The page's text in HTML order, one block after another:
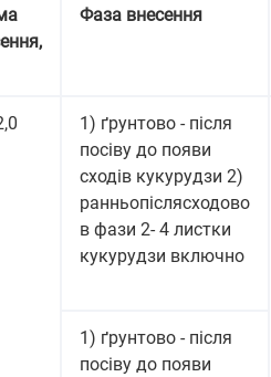
Фаза внесення
1) ґрунтово - після
посіву до появи
сходів кукурудзи 2)
ранньопіслясходово
в фази 2- 4 листки
кукурудзи включно
1) ґрунтово - після
посіву до появи